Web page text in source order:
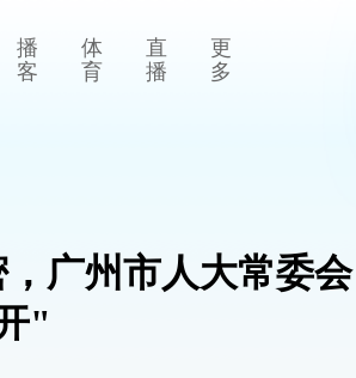
播
客
体
育
直
播
更
多
广州市人大常委会
"